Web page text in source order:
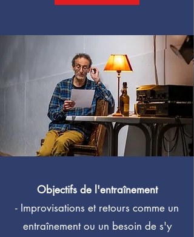
Objectifs de l'entraînement
- Improvisations et retours comme un
entraînement ou un besoin de s'y